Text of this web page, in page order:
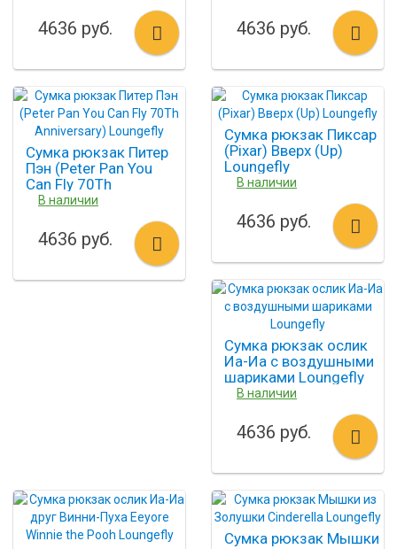
4636 руб. 4636 руб.
Сумка рюкзак Питер
Пэн (Peter Pan You
Can Fly 70Th
Anniversary) Loungefly
В наличии
4636 руб.
Сумка рюкзак Пиксар
(Pixar) Вверх (Up)
Loungefly
В наличии
4636 руб.
Сумка рюкзак ослик
Иа-Иа с воздушными
шариками Loungefly
В наличии
4636 руб.
Сумка рюкзак Мышки